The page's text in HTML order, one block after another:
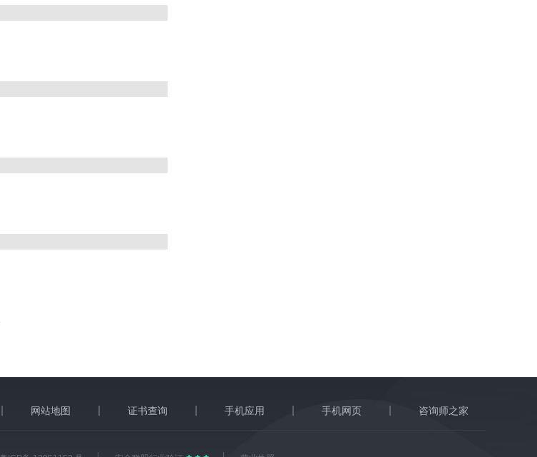
网站地图 证书查询 手机应用 手机网页 咨询师之家